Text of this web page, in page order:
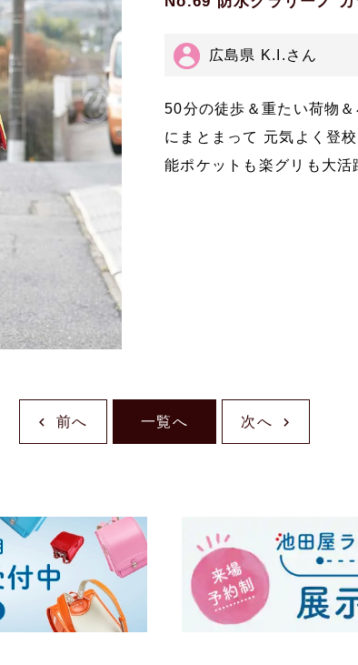
広島県 K.I.さん
50分の徒歩＆重たい荷物
にまとまって 元気よく登
能ポケットも楽グリも大活
前へ 次へ
一覧へ